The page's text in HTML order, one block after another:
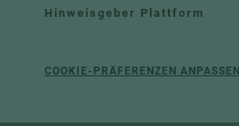
Hinweisgeber Plattform
COOKIE-PRÄFERENZEN ANPASSEN